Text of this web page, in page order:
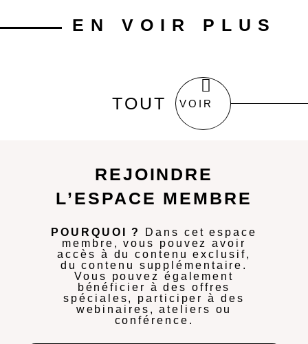
EN VOIR PLUS
TOUT VOIR
REJOINDRE
L’ESPACE MEMBRE
POURQUOI ?
Dans cet espace
membre, vous pouvez avoir
accès à du contenu exclusif,
du contenu supplémentaire.
Vous pouvez également
bénéficier à des offres
spéciales, participer à des
webinaires, ateliers ou
conférence.